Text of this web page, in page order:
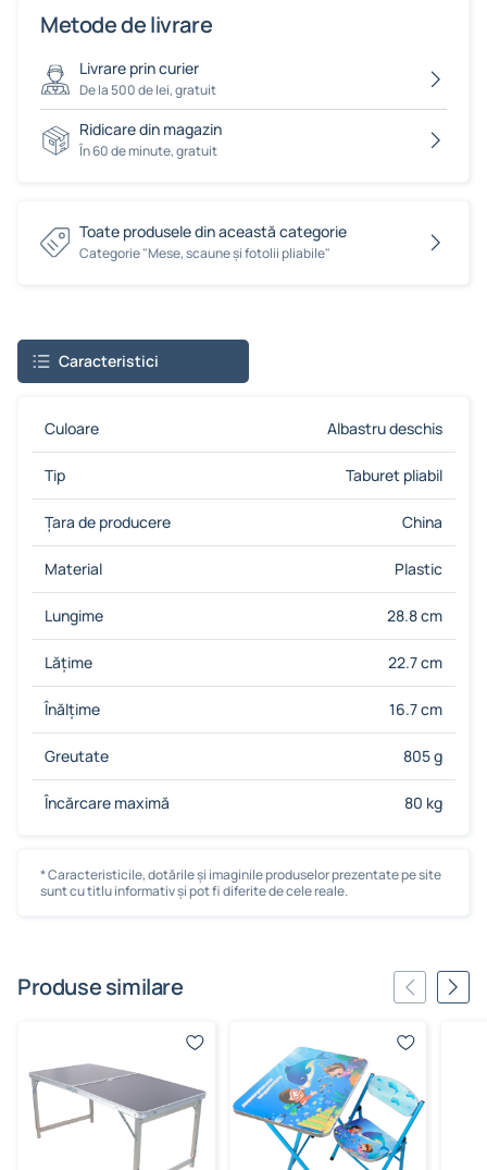
Metode de livrare
Livrare prin curier
De la 500 de lei, gratuit
Ridicare din magazin
În 60 de minute, gratuit
Toate produsele din această categorie
Сategorie "Mese, scaune și fotolii pliabile"
Caracteristici
Culoare Albastru deschis
Tip Taburet pliabil
Țara de producere China
Material Plastic
Lungime 28.8 cm
Lățime 22.7 cm
Înălțime 16.7 cm
Greutate 805 g
Încărcare maximă 80 kg
* Caracteristicile, dotările și imaginile produselor prezentate pe site
sunt cu titlu informativ și pot fi diferite de cele reale.
Produse similare